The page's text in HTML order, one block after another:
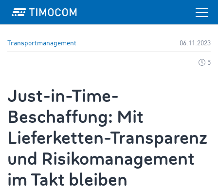
Transportmanagement 06.11.2023
5
Just-in-Time-
Beschaffung: Mit
Lieferketten-Transparenz
und Risikomanagement
im Takt bleiben